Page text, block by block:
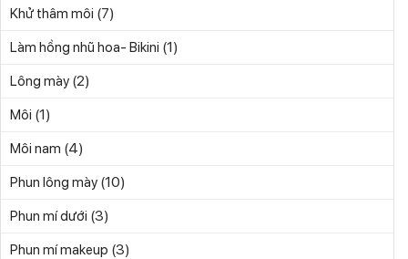
Khử thâm môi (7)
Làm hồng nhũ hoa- Bikini (1)
Lông mày (2)
Môi (1)
Môi nam (4)
Phun lông mày (10)
Phun mí dưới (3)
Phun mí makeup (3)